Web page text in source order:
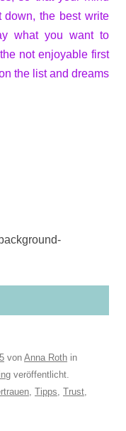
down, the best write
what you want to
not enjoyable first
the list and dreams
von Anna Roth in
veröffentlicht.
, Tipps, Trust,